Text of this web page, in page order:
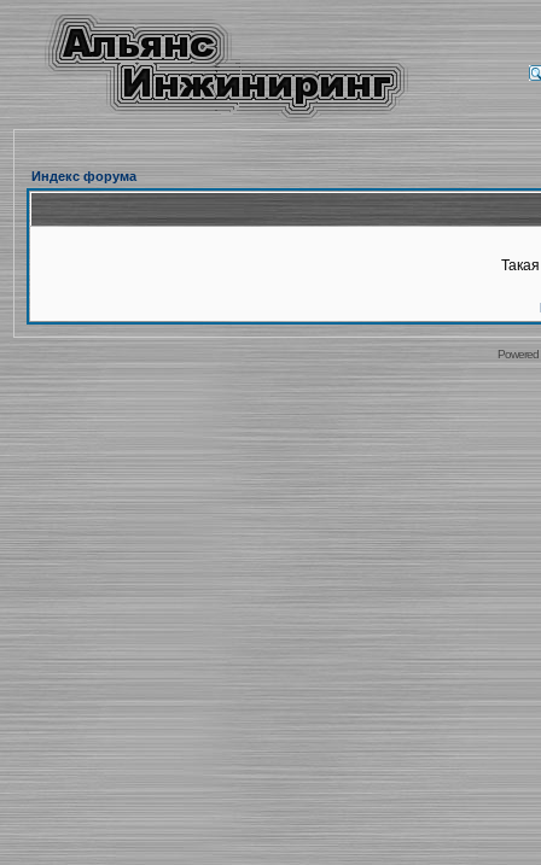
Индекс форума